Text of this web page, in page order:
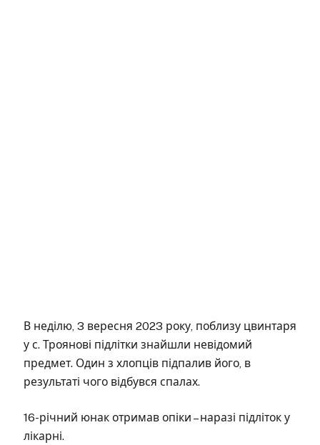
В неділю, 3 вересня 2023 року, поблизу цвинтаря
у с. Троянові підлітки знайшли невідомий
предмет. Один з хлопців підпалив його, в
результаті чого відбувся спалах.
16-річний юнак отримав опіки – наразі підліток у
лікарні.